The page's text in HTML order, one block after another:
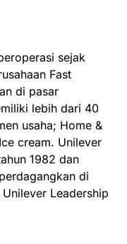
sejak
Fast
di pasar
lebih dari 40
usaha; Home &
cream. Unilever
1982 dan
di
Leadership